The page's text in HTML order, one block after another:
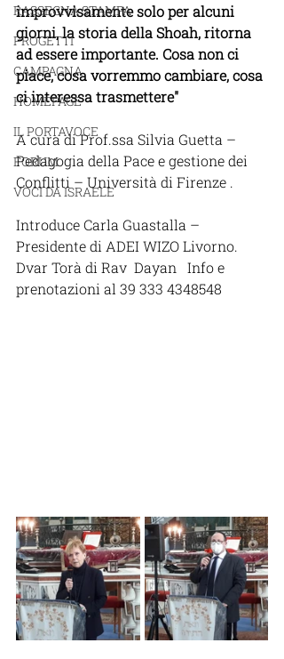
RASSEGNA STAMPA
PROGETTI
CAMPAGNA
HOMEPAGE
IL PORTAVOCE
FORUM
VOCI DA ISRAELE
improvvisamente solo per alcuni
giorni, la storia della Shoah, ritorna
ad essere importante. Cosa non ci
piace, cosa vorremmo cambiare, cosa
ci interessa trasmettere"
A cura di Prof.ssa Silvia Guetta –
Pedagogia della Pace e gestione dei
Conflitti – Università di Firenze .
Introduce Carla Guastalla –
Presidente di ADEI WIZO Livorno.
Dvar Torà di Rav  Dayan   Info e
prenotazioni al 39 333 4348548